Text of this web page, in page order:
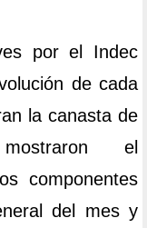
por el Indec
de cada
la canasta de
el
componentes
del mes y